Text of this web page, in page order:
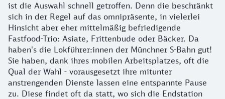
ist die Auswahl schnell getroffen. Denn die beschränkt
sich in der Regel auf das omnipräsente, in vielerlei
Hinsicht aber eher mittelmäßig befriedigende
Fastfood-Trio: Asiate, Frittenbude oder Bäcker. Da
haben's die Lokführer:innen der Münchner S-Bahn gut!
Sie haben, dank ihres mobilen Arbeitsplatzes, oft die
Qual der Wahl - vorausgesetzt ihre mitunter
anstrengenden Dienste lassen eine entspannte Pause
zu. Diese findet oft da statt, wo sich die Endstation